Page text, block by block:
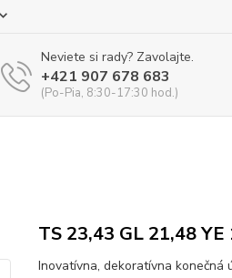
Neviete si rady? Zavolajte.
+421 907 678 683
(Po-Pia, 8:30-17:30 hod.)
TS 23,43 GL 21,48 YE
Inovatívna, dekoratívna konečná